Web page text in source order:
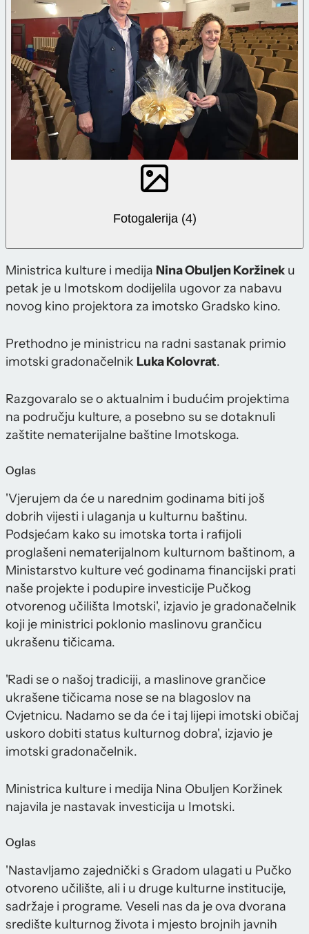
Fotogalerija (4)
Ministrica kulture i medija Nina Obuljen Koržinek u
petak je u Imotskom dodijelila ugovor za nabavu
novog kino projektora za imotsko Gradsko kino.
Prethodno je ministricu na radni sastanak primio
imotski gradonačelnik Luka Kolovrat.
Razgovaralo se o aktualnim i budućim projektima
na području kulture, a posebno su se dotaknuli
zaštite nematerijalne baštine Imotskoga.
Oglas
'Vjerujem da će u narednim godinama biti još
dobrih vijesti i ulaganja u kulturnu baštinu.
Podsjećam kako su imotska torta i rafijoli
proglašeni nematerijalnom kulturnom baštinom, a
Ministarstvo kulture već godinama financijski prati
naše projekte i podupire investicije Pučkog
otvorenog učilišta Imotski', izjavio je gradonačelnik
koji je ministrici poklonio maslinovu grančicu
ukrašenu tičicama.
'Radi se o našoj tradiciji, a maslinove grančice
ukrašene tičicama nose se na blagoslov na
Cvjetnicu. Nadamo se da će i taj lijepi imotski običaj
uskoro dobiti status kulturnog dobra', izjavio je
imotski gradonačelnik.
Ministrica kulture i medija Nina Obuljen Koržinek
najavila je nastavak investicija u Imotski.
Oglas
'Nastavljamo zajednički s Gradom ulagati u Pučko
otvoreno učilište, ali i u druge kulturne institucije,
sadržaje i programe. Veseli nas da je ova dvorana
središte kulturnog života i mjesto brojnih javnih